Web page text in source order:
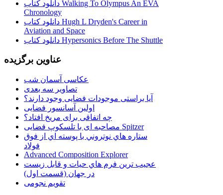
دانلود کتاب Walking To Olympus An EVA
Chronology
دانلود کتاب Hugh L Dryden's Career in
Aviation and Space
دانلود کتاب Hypersonics Before The Shuttle
عناوین برگزیده
عکاسی آسمان شب
تصاویر سه بعدی
آیا براستی موجودات فضایی وجود دارند؟
اولین آسانسور فضایی
چه اتفاقی برای مریخ افتاد؟
مصاحبه ای با تلسکوپ فضایی Spitzer
ستاره هاي نوتروني با پوسته اي از فوق
فولاد
Advanced Composition Explorer
عجیب ترین فرم هاي حيات و قابل زيست
در جهان (قسمت اول)
تقویم نجومی